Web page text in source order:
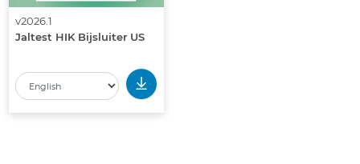
v2026.1
Jaltest HIK Bijsluiter US